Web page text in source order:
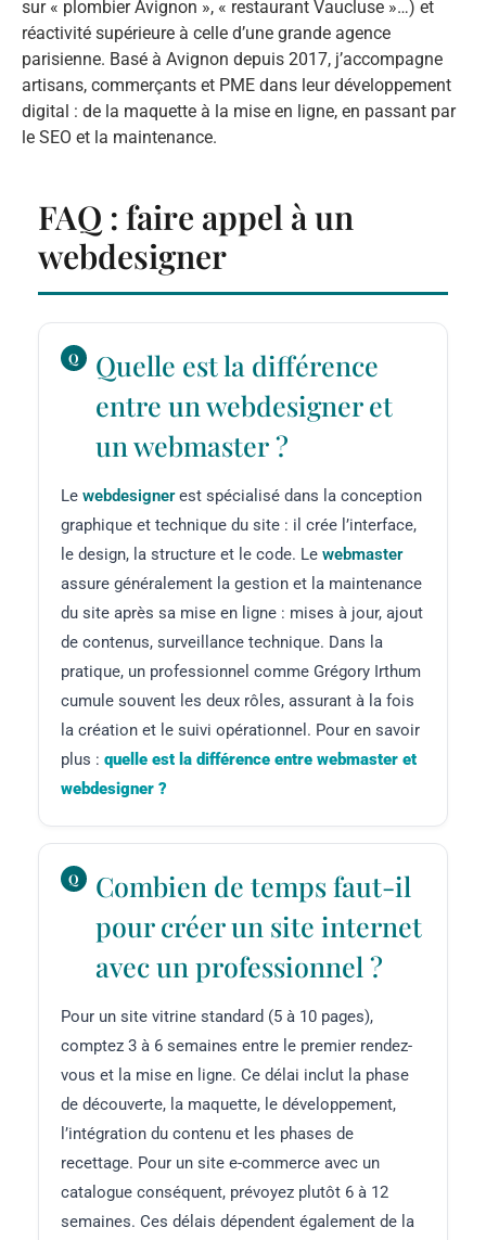
sur « plombier Avignon », « restaurant Vaucluse »…) et
réactivité supérieure à celle d’une grande agence
parisienne. Basé à Avignon depuis 2017, j’accompagne
artisans, commerçants et PME dans leur développement
digital : de la maquette à la mise en ligne, en passant par
le SEO et la maintenance.
FAQ : faire appel à un
webdesigner
Quelle est la différence
entre un webdesigner et
un webmaster ?
Le webdesignerest spécialisé dans la conception
graphique et technique du site : il crée l’interface,
le design, la structure et le code. Le webmaster
assure généralement la gestion et la maintenance
du site après sa mise en ligne : mises à jour, ajout
de contenus, surveillance technique. Dans la
pratique, un professionnel comme Grégory Irthum
cumule souvent les deux rôles, assurant à la fois
la création et le suivi opérationnel. Pour en savoir
plus : quelle est la différence entre webmaster et
webdesigner ?
Combien de temps faut-il
pour créer un site internet
avec un professionnel ?
Pour un site vitrine standard (5 à 10 pages),
comptez 3 à 6 semaines entre le premier rendez-
vous et la mise en ligne. Ce délai inclut la phase
de découverte, la maquette, le développement,
l’intégration du contenu et les phases de
recettage. Pour un site e-commerce avec un
catalogue conséquent, prévoyez plutôt 6 à 12
semaines. Ces délais dépendent également de la